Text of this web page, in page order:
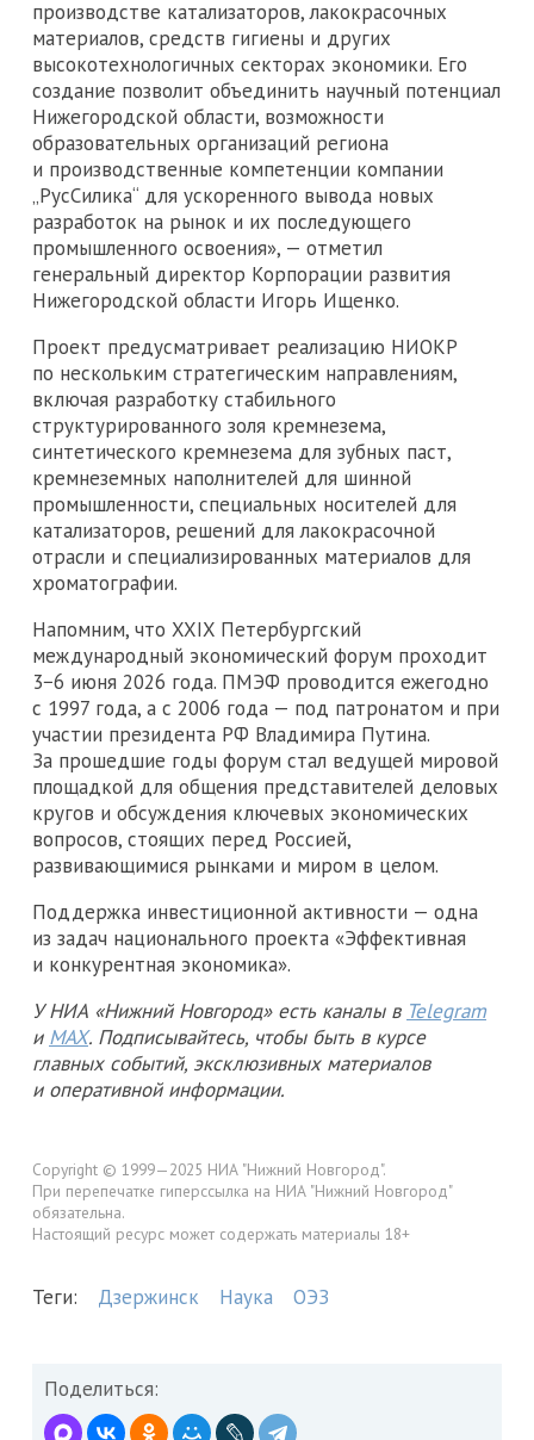
производстве катализаторов, лакокрасочных
материалов, средств гигиены и других
высокотехнологичных секторах экономики. Его
создание позволит объединить научный потенциал
Нижегородской области, возможности
образовательных организаций региона
и производственные компетенции компании
„РусСилика“ для ускоренного вывода новых
разработок на рынок и их последующего
промышленного освоения», — отметил
генеральный директор Корпорации развития
Нижегородской области Игорь Ищенко.
Проект предусматривает реализацию НИОКР
по нескольким стратегическим направлениям,
включая разработку стабильного
структурированного золя кремнезема,
синтетического кремнезема для зубных паст,
кремнеземных наполнителей для шинной
промышленности, специальных носителей для
катализаторов, решений для лакокрасочной
отрасли и специализированных материалов для
хроматографии.
Напомним, что XXIX Петербургский
международный экономический форум проходит
3−6 июня 2026 года. ПМЭФ проводится ежегодно
с 1997 года, а с 2006 года — под патронатом и при
участии президента РФ Владимира Путина.
За прошедшие годы форум стал ведущей мировой
площадкой для общения представителей деловых
кругов и обсуждения ключевых экономических
вопросов, стоящих перед Россией,
развивающимися рынками и миром в целом.
Поддержка инвестиционной активности — одна
из задач национального проекта «Эффективная
и конкурентная экономика».
У НИА «Нижний Новгород» есть каналы в Telegram
и MAX. Подписывайтесь, чтобы быть в курсе
главных событий, эксклюзивных материалов
и оперативной информации.
Copyright © 1999—2025 НИА "Нижний Новгород".
При перепечатке гиперссылка на НИА "Нижний Новгород"
обязательна.
Настоящий ресурс может содержать материалы 18+
Теги: Дзержинск Наука ОЭЗ
Поделиться: